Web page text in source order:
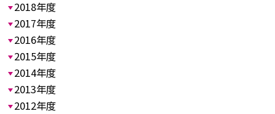
2018年度
2017年度
2016年度
2015年度
2014年度
2013年度
2012年度